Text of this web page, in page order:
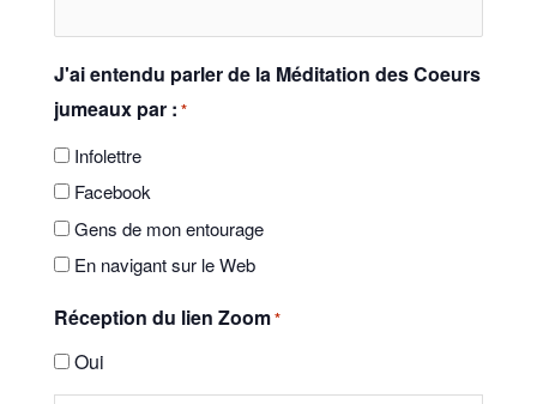
J'ai entendu parler de la Méditation des Coeurs
jumeaux par : *
Infolettre
Facebook
Gens de mon entourage
En navigant sur le Web
Réception du lien Zoom*
Oui